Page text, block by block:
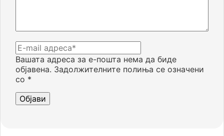
Вашата адреса за е-пошта нема да биде
објавена. Задолжителните полиња се означени
со *